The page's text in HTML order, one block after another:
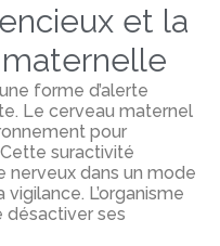
et la
forme d’alerte
Le cerveau maternel
pour
suractivité
dans un mode
L’organisme
désactiver ses